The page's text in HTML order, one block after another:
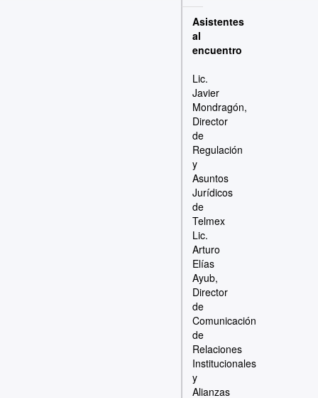
Asistentes
al
encuentro
Lic.
Javier
Mondragón,
Director
de
Regulación
y
Asuntos
Jurídicos
de
Telmex
Lic.
Arturo
Elías
Ayub,
Director
de
Comunicación
de
Relaciones
Institucionales
y
Alianzas